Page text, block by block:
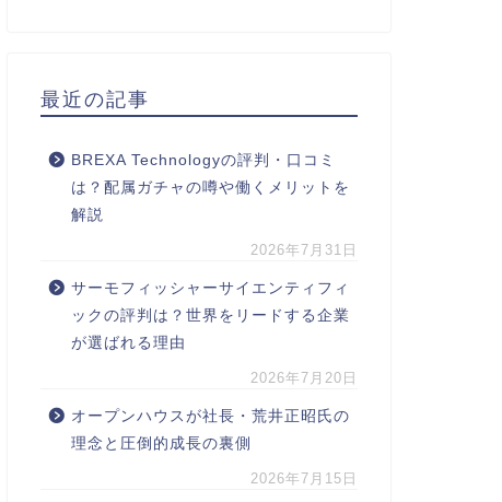
最近の記事
BREXA Technologyの評判・口コミ
は？配属ガチャの噂や働くメリットを
解説
2026年7月31日
サーモフィッシャーサイエンティフィ
ックの評判は？世界をリードする企業
が選ばれる理由
2026年7月20日
オープンハウスが社長・荒井正昭氏の
理念と圧倒的成長の裏側
2026年7月15日